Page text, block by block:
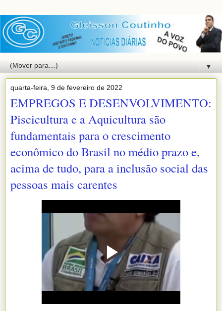
▼
quarta-feira, 9 de fevereiro de 2022
EMPREGOS E DESENVOLVIMENTO:
Piscicultura e a Aquicultura são
fundamentais para o crescimento
econômico do Brasil no médio prazo e,
acima de tudo, para a inclusão social das
pessoas mais carentes